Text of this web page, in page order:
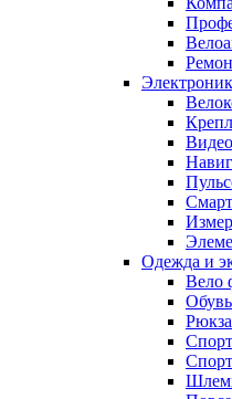
Одежда и
Вело
Обувь